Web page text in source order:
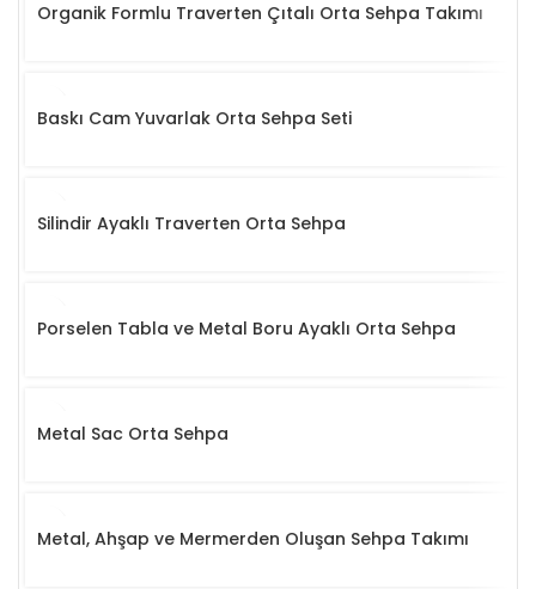
Organik Formlu Traverten Çıtalı Orta Sehpa Takımı
Baskı Cam Yuvarlak Orta Sehpa Seti
Silindir Ayaklı Traverten Orta Sehpa
Porselen Tabla ve Metal Boru Ayaklı Orta Sehpa
Metal Sac Orta Sehpa
Metal, Ahşap ve Mermerden Oluşan Sehpa Takımı